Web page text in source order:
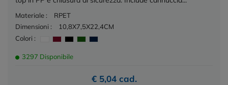
Materiale :
RPET
Dimensioni :
10,8X7,5X22,4CM
Colori :
3297 Disponibile
€ 5,04 cad.